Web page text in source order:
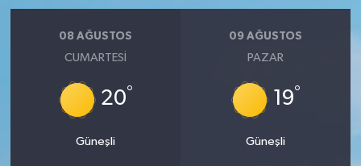
08 AĞUSTOS
CUMARTESI
20°
Güneşli
09 AĞUSTOS
PAZAR
19°
Güneşli